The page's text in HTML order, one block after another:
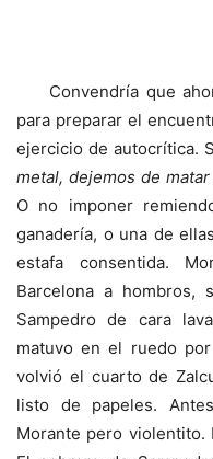
Convendría que
para preparar el
ejercicio de autocrítica.
metal, dejemos de
O no imponer
ganadería, o una de
estafa consentida.
Barcelona a hombros,
Sampedro de cara
matuvo en el ruedo
volvió el cuarto de
listo de papeles.
Morante pero violentito.